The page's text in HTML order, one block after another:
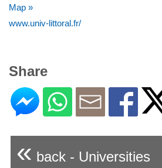
Map »
www.univ-littoral.fr/
Share
« back - Universities